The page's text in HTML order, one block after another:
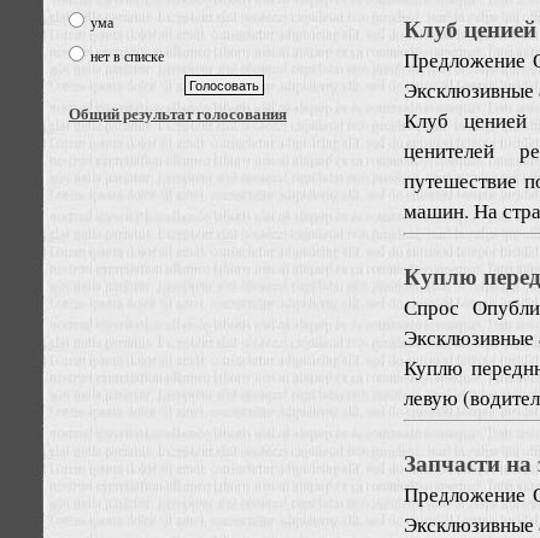
ума
нет в списке
Общий результат голосования
Клуб
Предложение
Эксклюзивные
Клуб ценией
ценителей
путешествие
машин. На
Куплю
Спрос
Эксклюзивные
Куплю
левую
Запчасти
Предложение
Эксклюзивные